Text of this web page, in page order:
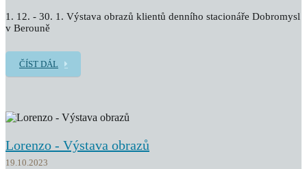
1. 12. - 30. 1. Výstava obrazů klientů denního stacionáře Dobromysl
v Berouně
ČÍST DÁL
Lorenzo - Výstava obrazů
19.10.2023